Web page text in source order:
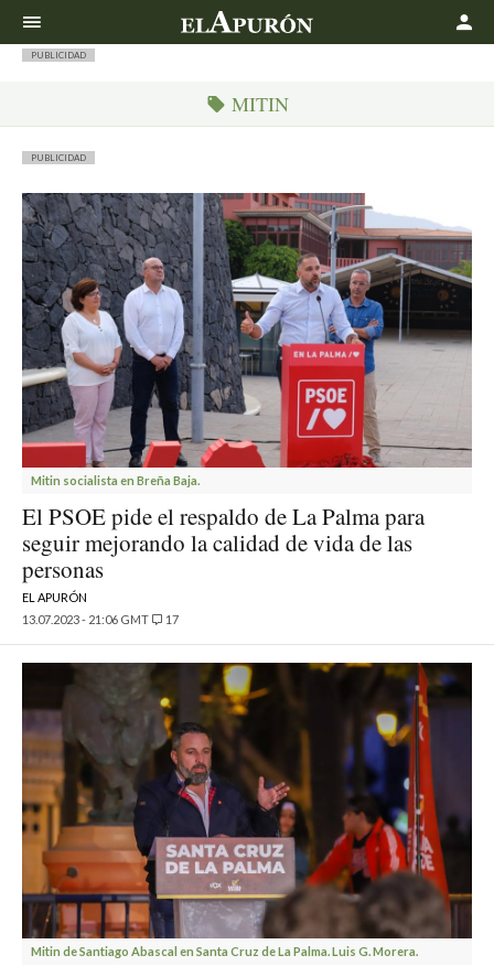
PUBLICIDAD
MITIN
PUBLICIDAD
Mitin socialista en Breña Baja.
El PSOE pide el respaldo de La Palma para
seguir mejorando la calidad de vida de las
personas
EL APURÓN
13.07.2023 - 21:06 GMT
17
Mitin de Santiago Abascal en Santa Cruz de La Palma. Luis G. Morera.